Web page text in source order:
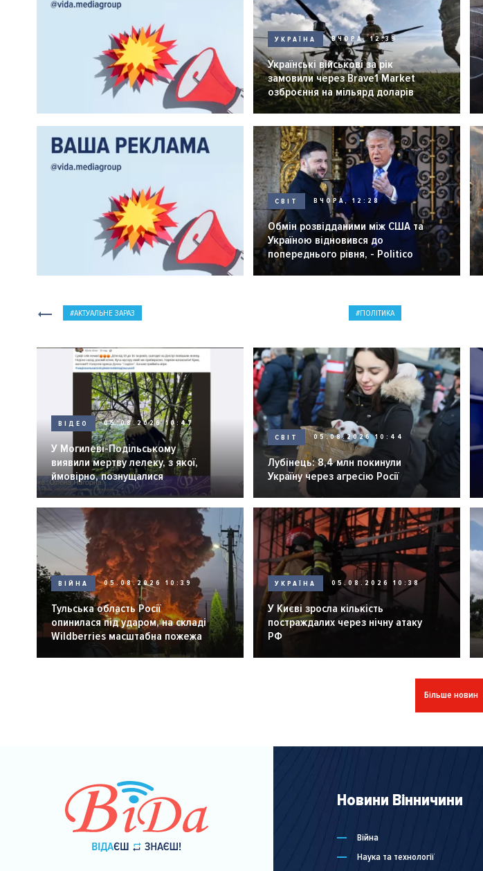
УКРАЇНА ВЧОРА, 12:39
Українські військові за рік
замовили через Brave1 Market
озброєння на мільярд доларів
СВІТ ВЧОРА, 12:28
Обмін розвідданими між США та
Україною відновився до
попереднього рівня, - Politico
АКТУАЛЬНЕ ЗАРАЗ ПОЛІТИКА
ВІДЕО 05.08.2026 10:47
У Могилеві-Подільському
виявили мертву лелеку, з якої,
ймовірно, познущалися
СВІТ 05.08.2026 10:44
Лубінець: 8,4 млн покинули
Україну через агресію Росії
ВІЙНА 05.08.2026 10:39
Тульська область Росії
опинилася під ударом, на складі
Wildberries масштабна пожежа
УКРАЇНА 05.08.2026 10:38
У Києві зросла кількість
постраждалих через нічну атаку
РФ
Більше новин
Новини Вінничини
Війна
Наука та технології